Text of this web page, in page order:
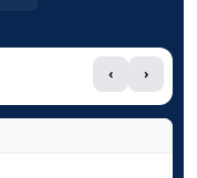
‹ ›